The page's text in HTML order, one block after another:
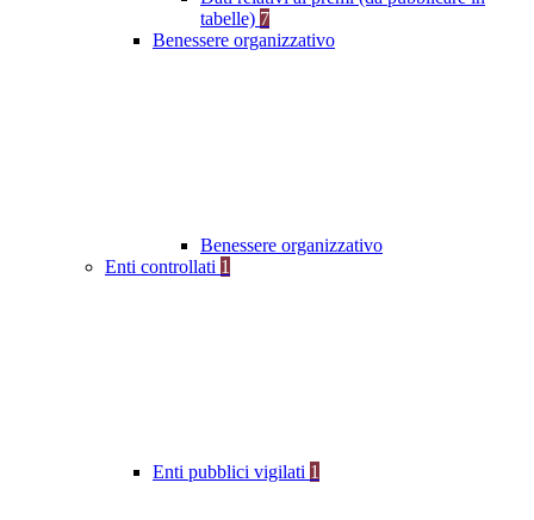
tabelle) 7
Benessere organizzativo
Benessere organizzativo
Enti controllati 1
Enti pubblici vigilati 1